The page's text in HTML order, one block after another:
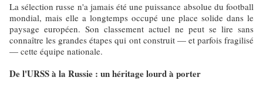
La sélection russe n'a jamais été une puissance absolue du football
mondial, mais elle a longtemps occupé une place solide dans le
paysage européen. Son classement actuel ne peut se lire sans
connaître les grandes étapes qui ont construit — et parfois fragilisé
— cette équipe nationale.
De l'URSS à la Russie : un héritage lourd à porter